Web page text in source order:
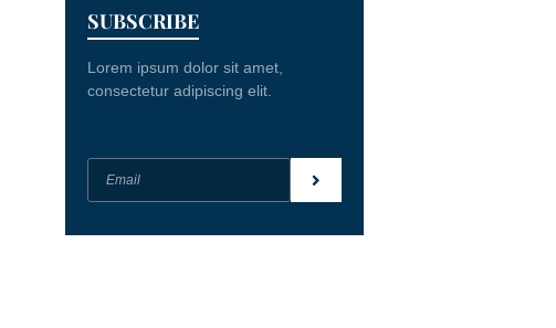
SUBSCRIBE
Lorem ipsum dolor sit amet,
consectetur adipiscing elit.